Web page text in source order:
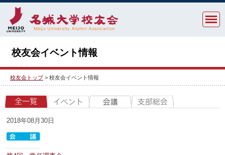
校友会イベント情報
校友会トップ > 校友会イベント情報
2018年08月30日